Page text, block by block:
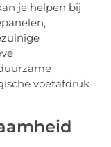
je helpen bij
voetafdruk